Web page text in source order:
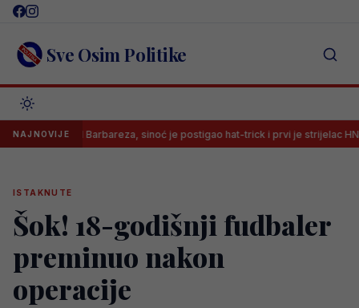
Skip
content Sve Osim Politike
NAJNOVIJE
kod Barbareza, sinoć je postigao hat-trick i prvi je strijelac HNL-a
ISTAKNUTE
Šok! 18-godišnji fudbaler
preminuo nakon
operacije